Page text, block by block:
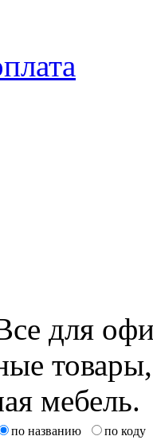
для
мебель.
по названию по коду